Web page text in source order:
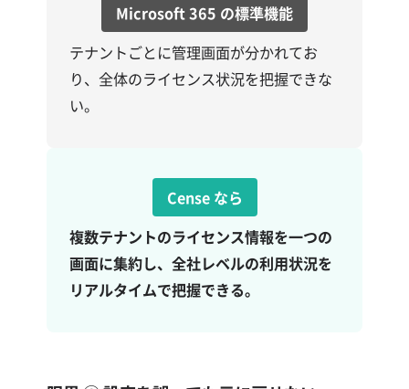
Microsoft 365 の標準機能
テナントごとに管理画面が分かれてお
り、全体のライセンス状況を把握できな
い。
Censeなら
複数テナントのライセンス情報を一つの
画面に集約し、全社レベルの利用状況を
リアルタイムで把握できる。